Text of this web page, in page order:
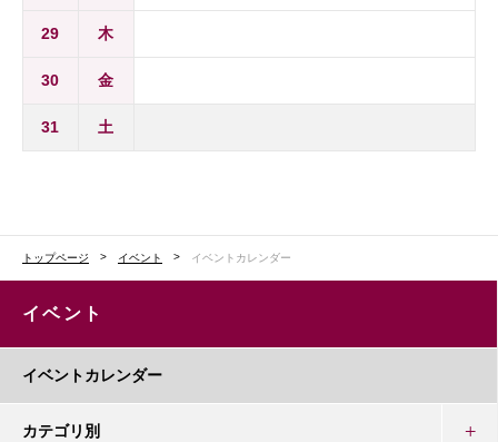
29 木
30 金
31 土
トップページ イベント イベントカレンダー
イベント
イベントカレンダー
カテゴリ別